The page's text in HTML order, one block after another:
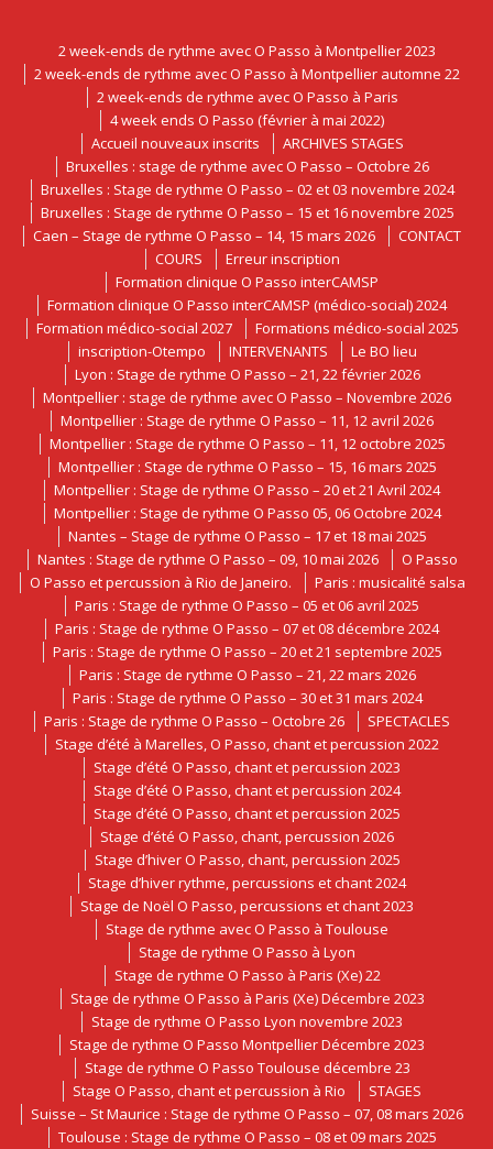
2 week-ends de rythme avec O Passo à Montpellier 2023
2 week-ends de rythme avec O Passo à Montpellier automne 22
2 week-ends de rythme avec O Passo à Paris
4 week ends O Passo (février à mai 2022)
Accueil nouveaux inscrits
ARCHIVES STAGES
Bruxelles : stage de rythme avec O Passo – Octobre 26
Bruxelles : Stage de rythme O Passo – 02 et 03 novembre 2024
Bruxelles : Stage de rythme O Passo – 15 et 16 novembre 2025
Caen – Stage de rythme O Passo – 14, 15 mars 2026
CONTACT
COURS
Erreur inscription
Formation clinique O Passo interCAMSP
Formation clinique O Passo interCAMSP (médico-social) 2024
Formation médico-social 2027
Formations médico-social 2025
inscription-Otempo
INTERVENANTS
Le BO lieu
Lyon : Stage de rythme O Passo – 21, 22 février 2026
Montpellier : stage de rythme avec O Passo – Novembre 2026
Montpellier : Stage de rythme O Passo – 11, 12 avril 2026
Montpellier : Stage de rythme O Passo – 11, 12 octobre 2025
Montpellier : Stage de rythme O Passo – 15, 16 mars 2025
Montpellier : Stage de rythme O Passo – 20 et 21 Avril 2024
Montpellier : Stage de rythme O Passo 05, 06 Octobre 2024
Nantes – Stage de rythme O Passo – 17 et 18 mai 2025
Nantes : Stage de rythme O Passo – 09, 10 mai 2026
O Passo
O Passo et percussion à Rio de Janeiro.
Paris : musicalité salsa
Paris : Stage de rythme O Passo – 05 et 06 avril 2025
Paris : Stage de rythme O Passo – 07 et 08 décembre 2024
Paris : Stage de rythme O Passo – 20 et 21 septembre 2025
Paris : Stage de rythme O Passo – 21, 22 mars 2026
Paris : Stage de rythme O Passo – 30 et 31 mars 2024
Paris : Stage de rythme O Passo – Octobre 26
SPECTACLES
Stage d’été à Marelles, O Passo, chant et percussion 2022
Stage d’été O Passo, chant et percussion 2023
Stage d’été O Passo, chant et percussion 2024
Stage d’été O Passo, chant et percussion 2025
Stage d’été O Passo, chant, percussion 2026
Stage d’hiver O Passo, chant, percussion 2025
Stage d’hiver rythme, percussions et chant 2024
Stage de Noël O Passo, percussions et chant 2023
Stage de rythme avec O Passo à Toulouse
Stage de rythme O Passo à Lyon
Stage de rythme O Passo à Paris (Xe) 22
Stage de rythme O Passo à Paris (Xe) Décembre 2023
Stage de rythme O Passo Lyon novembre 2023
Stage de rythme O Passo Montpellier Décembre 2023
Stage de rythme O Passo Toulouse décembre 23
Stage O Passo, chant et percussion à Rio
STAGES
Suisse – St Maurice : Stage de rythme O Passo – 07, 08 mars 2026
Toulouse : Stage de rythme O Passo – 08 et 09 mars 2025